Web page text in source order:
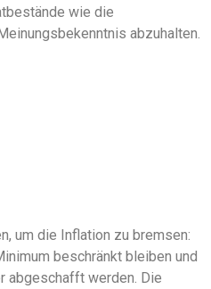
wie die
abzuhalten.
um die Inflation zu bremsen:
beschränkt bleiben und
abgeschafft werden. Die